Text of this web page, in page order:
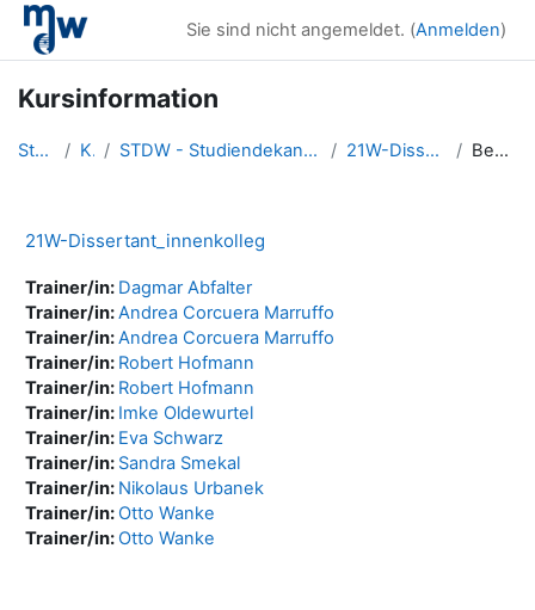
Zum Hauptinhalt
Sie sind nicht angemeldet. (Anmelden)
Kursinformation
Startseite Kurse STDW - Studiendekanat für wissenschaftliche Studien 21W-Dissertant_innenkolleg Beschreibung
21W-Dissertant_innenkolleg
Trainer/in: Dagmar Abfalter
Trainer/in:Andrea Corcuera Marruffo
Trainer/in:Andrea Corcuera Marruffo
Trainer/in: Robert Hofmann
Trainer/in: Robert Hofmann
Trainer/in: Imke Oldewurtel
Trainer/in: Eva Schwarz
Trainer/in: Sandra Smekal
Trainer/in: Nikolaus Urbanek
Trainer/in:Otto Wanke
Trainer/in:Otto Wanke